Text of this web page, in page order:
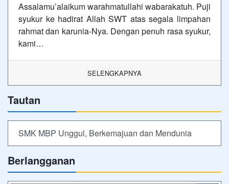
Assalamu’alaikum warahmatullahi wabarakatuh. Puji
syukur ke hadirat Allah SWT atas segala limpahan
rahmat dan karunia-Nya. Dengan penuh rasa syukur,
kami…
SELENGKAPNYA
Tautan
SMK MBP Unggul, Berkemajuan dan Mendunia
Berlangganan